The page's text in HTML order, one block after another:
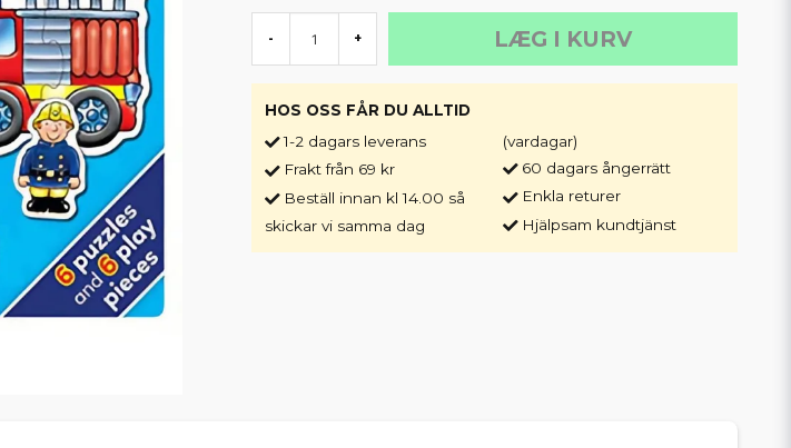
- + LÆG I KURV
HOS OSS FÅR DU ALLTID
1-2 dagars leverans
Frakt från 69 kr
Beställ innan kl 14.00 så
skickar vi samma dag
(vardagar)
60 dagars ångerrätt
Enkla returer
Hjälpsam kundtjänst